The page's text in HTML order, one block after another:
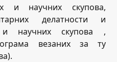
и научних скупова,
делатности и
и научних скупова ,
везаних за ту